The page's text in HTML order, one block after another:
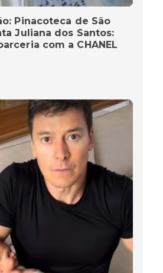
Pinacoteca de São
Juliana dos Santos:
com a CHANEL